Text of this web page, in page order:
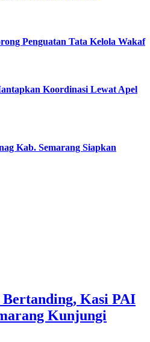
Penguatan Tata Kelola Wakaf
Koordinasi Lewat Apel
Kab. Semarang Siapkan
Kasi PAI
Kunjungi